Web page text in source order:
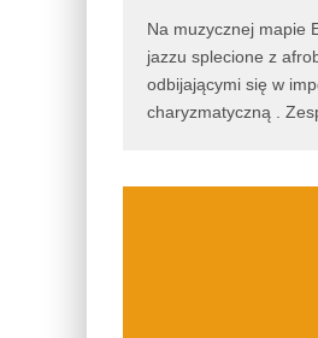
Na muzycznej mapie
jazzu splecione z
odbijającymi się w
charyzmatyczną .